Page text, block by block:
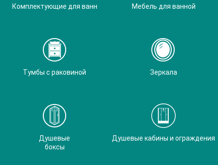
Комплектующие для ванн Мебель для ванной
Тумбы с раковиной Зеркала
Душевые
боксы
Душевые кабины и ограждения